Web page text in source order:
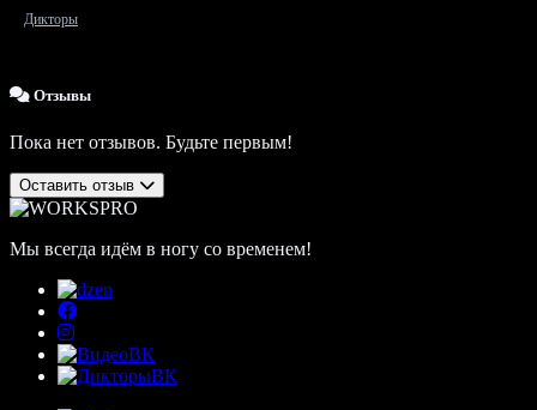
Дикторы
Отзывы
Пока нет отзывов. Будьте первым!
Оставить отзыв
Мы всегда идём в ногу со временем!